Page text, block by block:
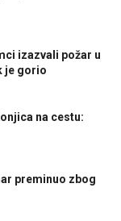
izazvali požar u
je gorio
na cestu:
preminuo zbog